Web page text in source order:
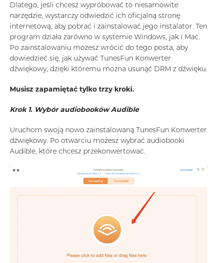
Dlatego, jeśli chcesz wypróbować to niesamowite
narzędzie, wystarczy odwiedzić ich oficjalną stronę
internetową, aby pobrać i zainstalować jego instalator. Ten
program działa zarówno w systemie Windows, jak i Mac.
Po zainstalowaniu możesz wrócić do tego posta, aby
dowiedzieć się, jak używać TunesFun Konwerter
dźwiękowy, dzięki któremu można usunąć DRM z dźwięku.
Musisz zapamiętać tylko trzy kroki.
Krok 1. Wybór audiobooków Audible
Uruchom swoją nowo zainstalowaną TunesFun Konwerter
dźwiękowy. Po otwarciu możesz wybrać audiobooki
Audible, które chcesz przekonwertować.